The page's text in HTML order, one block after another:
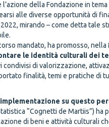
della Fondazione in
alle diverse opportunità di
mirando – come detta tale
mandato, ha promosso,
le identità culturali dei
di valorizzazione,
finalità, temi e pratiche di
su questo
“Cognetti de Martiis”) ha
di beni e attività culturali